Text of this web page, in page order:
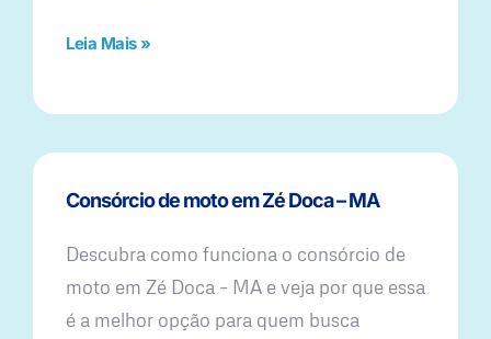
Leia Mais »
Consórcio de moto em Zé Doca – MA
Descubra como funciona o consórcio de
moto em Zé Doca – MA e veja por que essa
é a melhor opção para quem busca